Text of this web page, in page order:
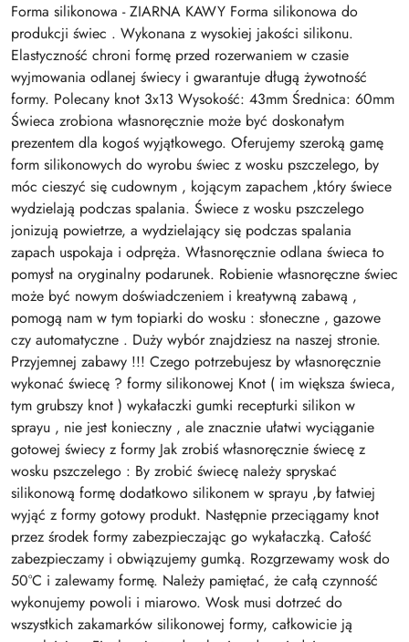
Forma silikonowa - ZIARNA KAWY Forma silikonowa do
produkcji świec . Wykonana z wysokiej jakości silikonu.
Elastyczność chroni formę przed rozerwaniem w czasie
wyjmowania odlanej świecy i gwarantuje długą żywotność
formy. Polecany knot 3x13 Wysokość: 43mm Średnica: 60mm
Świeca zrobiona własnoręcznie może być doskonałym
prezentem dla kogoś wyjątkowego. Oferujemy szeroką gamę
form silikonowych do wyrobu świec z wosku pszczelego, by
móc cieszyć się cudownym , kojącym zapachem ,który świece
wydzielają podczas spalania. Świece z wosku pszczelego
jonizują powietrze, a wydzielający się podczas spalania
zapach uspokaja i odpręża. Własnoręcznie odlana świeca to
pomysł na oryginalny podarunek. Robienie własnoręczne świec
może być nowym doświadczeniem i kreatywną zabawą ,
pomogą nam w tym topiarki do wosku : słoneczne , gazowe
czy automatyczne . Duży wybór znajdziesz na naszej stronie.
Przyjemnej zabawy !!! Czego potrzebujesz by własnoręcznie
wykonać świecę ? formy silikonowej Knot ( im większa świeca,
tym grubszy knot ) wykałaczki gumki recepturki silikon w
sprayu , nie jest konieczny , ale znacznie ułatwi wyciąganie
gotowej świecy z formy Jak zrobiś własnoręcznie świecę z
wosku pszczelego : By zrobić świecę należy spryskać
silikonową formę dodatkowo silikonem w sprayu ,by łatwiej
wyjąć z formy gotowy produkt. Następnie przeciągamy knot
przez środek formy zabezpieczając go wykałaczką. Całość
zabezpieczamy i obwiązujemy gumką. Rozgrzewamy wosk do
50°C i zalewamy formę. Należy pamiętać, że całą czynność
wykonujemy powoli i miarowo. Wosk musi dotrzeć do
wszystkich zakamarków silikonowej formy, całkowicie ją